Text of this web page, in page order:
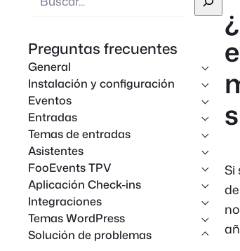
c
a
r
e
n
Preguntas frecuentes
General
Instalación y configuración
Eventos
Entradas
Temas de entradas
Asistentes
FooEvents TPV
Aplicación Check-ins
Integraciones
Temas WordPress
Solución de problemas
Si